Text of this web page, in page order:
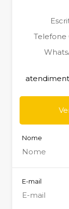
Telefone
Nome
E-mail